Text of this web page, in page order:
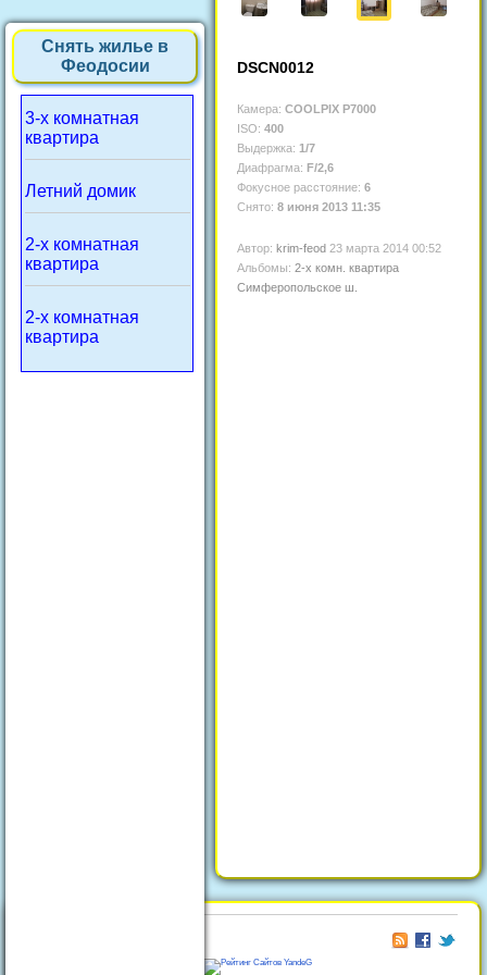
Снять жилье в
Феодосии
3-х комнатная
квартира
Летний домик
2-х комнатная
квартира
2-х комнатная
квартира
DSCN0012
Камера: COOLPIX P7000
ISO: 400
Выдержка: 1/7
Диафрагма: F/2,6
Фокусное расстояние: 6
Снято: 8 июня 2013 11:35
Автор: krim-feod 23 марта 2014 00:52
Альбомы: 2-х комн. квартира
Симферопольское ш.